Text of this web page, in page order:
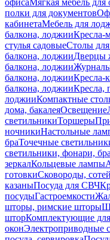
офисаМягкая мебель для
полки для документов
кабинетаМебель для
балкона, лоджииКресла-
стулья садовыеСтолы
балкона, лоджииДверцы
балкона, лоджии
балкона, лоджииКресла-
балкона, лоджииКресла,
лоджииКомпактные
дома, бакалеяОсвещение
светильникиТоршеры
ночникиНастольные
браТочечные
светильники, фонари, бра
зеркалКольцевые лампы
готовкиСковороды,
казаныПосуда для СВЧ
посудыГастроемкости
шторы, римские шторы
шторКомплектующие
оконЭлектроприводные